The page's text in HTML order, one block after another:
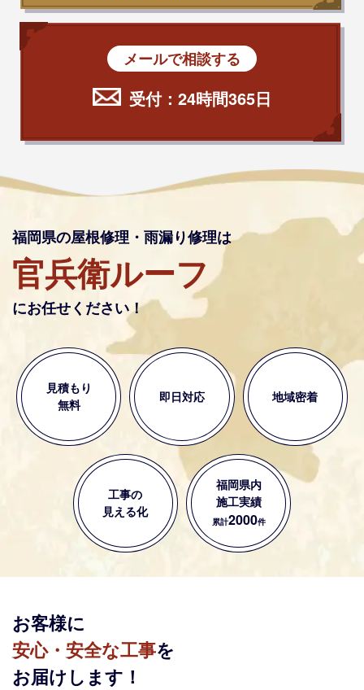
メールで相談する
受付：24時間365日
福岡県の屋根修理・雨漏り修理は
官兵衛ルーフ
にお任せください！
見積もり
無料
即日対応 地域密着
工事の
見える化
福岡県内
施工実績
累計2000件
お客様に
安心・安全な工事を
お届けします！